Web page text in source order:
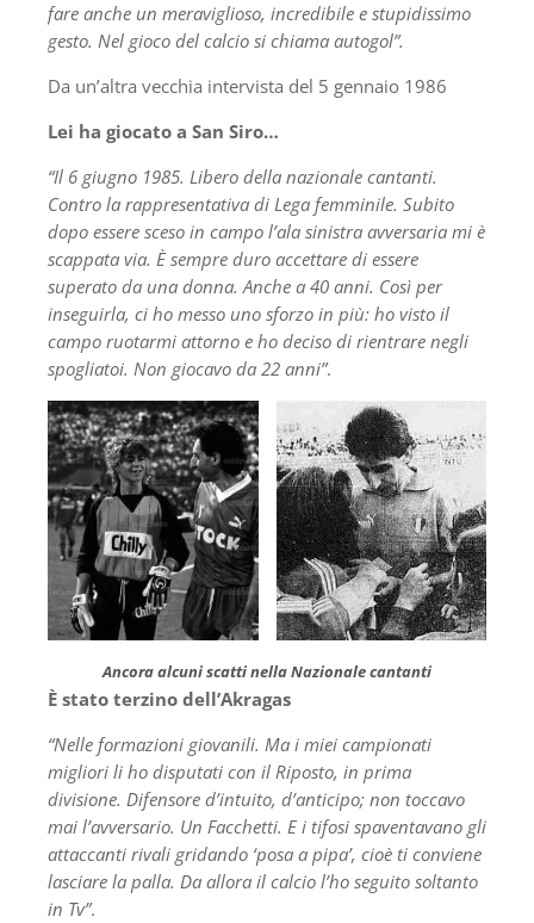
fare anche un meraviglioso, incredibile e stupidissimo
gesto. Nel gioco del calcio si chiama autogol”.
Da un’altra vecchia intervista del 5 gennaio 1986
Lei ha giocato a San Siro…
“Il 6 giugno 1985. Libero della nazionale cantanti.
Contro la rappresentativa di Lega femminile. Subito
dopo essere sceso in campo l’ala sinistra avversaria mi è
scappata via. È sempre duro accettare di essere
superato da una donna. Anche a 40 anni. Così per
inseguirla, ci ho messo uno sforzo in più: ho visto il
campo ruotarmi attorno e ho deciso di rientrare negli
spogliatoi. Non giocavo da 22 anni”.
Ancora alcuni scatti nella Nazionale cantanti
È stato terzino dell’Akragas
“Nelle formazioni giovanili. Ma i miei campionati
migliori li ho disputati con il Riposto, in prima
divisione. Difensore d’intuito, d’anticipo; non toccavo
mai l’avversario. Un Facchetti. E i tifosi spaventavano gli
attaccanti rivali gridando ‘posa a pipa’, cioè ti conviene
lasciare la palla. Da allora il calcio l’ho seguito soltanto
in Tv”.